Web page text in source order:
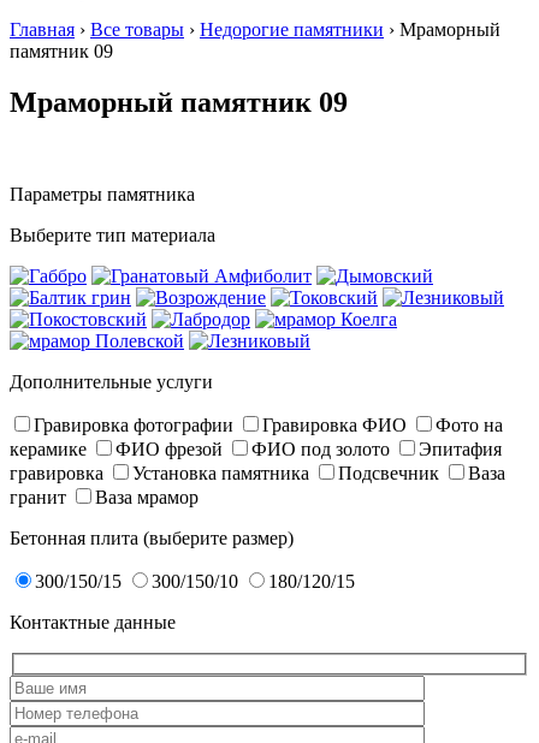
Главная › Все товары › Недорогие памятники › Мраморный
памятник 09
Мраморный памятник 09
Параметры памятника
Выберите тип материала
Дополнительные услуги
Гравировка фотографии Гравировка ФИО
Фото на
керамике
ФИО фрезой ФИО под золото
Эпитафия
гравировка
Установка памятника Подсвечник
Ваза
гранит
Ваза мрамор
Бетонная плита (выберите размер)
300/150/15 300/150/10
180/120/15
Контактные данные